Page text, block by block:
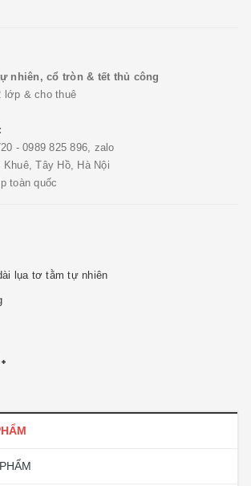
nhiên, cổ tròn & tết thủ công
lớp & cho thuê
- 0989 825 896, zalo
Tây Hồ, Hà Nội
toàn quốc
lụa tơ tằm tự nhiên